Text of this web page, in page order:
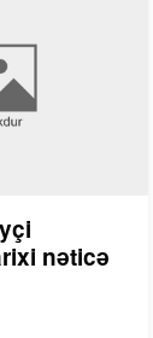
nəticə